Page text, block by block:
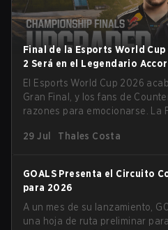
Final de la Esports World
2 Será en el Legendario
El Esports World Cup 2026
Gran Final, y los fans de
razones para emocionarse. La
histórico Accor Arena de París,
29 Jul Thales Costa
GOALS Presenta el Circuito
para 2026
A un mes de su lanzamiento,
una hoja de ruta preliminar